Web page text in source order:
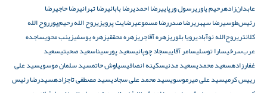
عابدان‌زادهرحیم یاوریرسول ورپاییرضا احمدیرضا بابائیرضا تهرانیرضا حاجیرضا
رئیس‌طوسیرضا سپهریرضا صدررضا مسموعیرضایت پرویزیروح الله رحیم‌پورروح الله
کلانتریروح‌الله نوآبادیرویا بلوریزهره آقاجریزهره محققیزهره یوسفیزینب محویساجده
عرب‌سرخیسارا توسلیسامر آقاییسجاد چوپانیسعید پورسیناسعید صحبتیسعید
غفارزادهسعید محمدیسعید مدنیسکینه انصافیسیاوش حاتمسید سلمان موسویسید علی
رییس کرمیسید علی میرموسویسید محمد علی سجادیسید مصطفی تاجزادهسیدرضا رئیس